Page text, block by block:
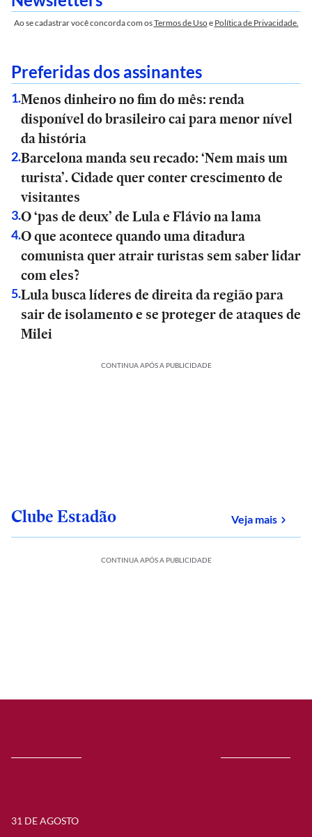
Ao se cadastrar você concorda com osTermos de Usoe Política de Privacidade.
Preferidas dos assinantes
1.Menos dinheiro no fim do mês: renda
disponível do brasileiro cai para menor nível
da história
2.Barcelona manda seu recado: ‘Nem mais um
turista’. Cidade quer conter crescimento de
visitantes
3.O ‘pas de deux’ de Lula e Flávio na lama
4.O que acontece quando uma ditadura
comunista quer atrair turistas sem saber lidar
com eles?
5.Lula busca líderes de direita da região para
sair de isolamento e se proteger de ataques de
Milei
CONTINUA APÓS A PUBLICIDADE
Clube Estadão Veja maissobre
CONTINUA APÓS A PUBLICIDADE
31 DE AGOSTO